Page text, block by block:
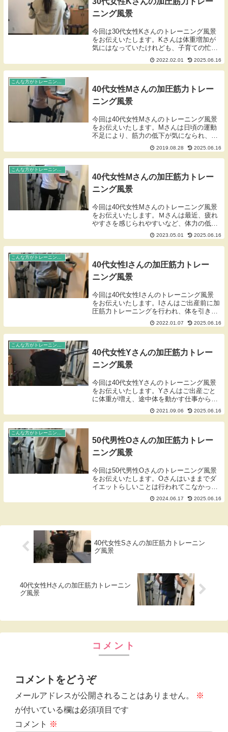
ニング風景
今回は30代女性Kさんのトレーニング風景
をお伝えいたします。Kさんは体重増加が
気にはなっていたけれども、子育ての忙し
さを理由に、しなければならないと思いつ
つ運動をしてこなっかったとのことでし
た。最近の健康診断で中性脂肪がかなり多
2022.02.01 2025.06.16
こんな方がトレーニングしています！
40代女性Mさんの加圧筋力トレー
ニング風景
今回は40代女性Mさんのトレーニング風景
をお伝えいたします。Mさんは日頃の運動
不足により、筋力の低下が気になられ、筋
力アップを目的に今年の3月より加圧筋力
トレーニングを始められました。足のむく
みに悩まされていましたが、加圧筋力トレ
2019.08.28 2025.06.16
こんな方がトレーニングしています！
40代女性Mさんの加圧筋力トレー
ニング風景
今回は40代女性Mさんのトレーニング風景
をお伝えいたします。Ｍさんは最近、疲れ
やすさを感じられやすいなど、体力の低下
を感じられているようです。そこで加圧筋
力トレーニングを行う事で、筋力アップさ
せ、体力の向上と加圧筋力トレーニングの
2023.05.01 2025.06.16
40代女性Iさんの加圧筋力トレー
ニング風景
今回は40代女性Iさんのトレーニング風景
をお伝えいたします。Iさんはご出産前に加
圧筋力トレーニングを行われ、体を引き締
められました。出産後、太りだしジャザサ
イズの施設に通ったりしていましたが、最
近はあまり行けておらず、なかなか体を引
2022.01.07 2025.06.16
40代女性Yさんの加圧筋力トレー
ニング風景
今回は40代女性Yさんのトレーニング風景
をお伝えいたします。Yさんはご出産ごと
に体重が増え、途中体を動かす仕事から動
かさない仕事に変わったことも影響して、
なかなか体重を減らすことができないとの
ことでお越しになられました。腕のトレー
2021.09.06 2025.06.16
50代男性Oさんの加圧筋力トレー
ニング風景
今回は50代男性Oさんのトレーニング風景
をお伝えいたします。Oさんはいままでダ
イエットらしいことは行われてこなかった
のですが、お腹周りが気になられる他、腰
やお尻、太もも腿、ふくらはぎといったと
2024.06.17 2025.06.16
40代女性Sさんの加圧筋力トレーニン
グ風景
40代女性Hさんの加圧筋力トレーニン
グ風景
コメント
コメントをどうぞ
メールアドレスが公開されることはありません。
※
が付いている欄は必須項目です
コメント ※